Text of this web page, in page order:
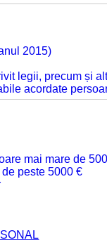
2015)
legii, precum și
acordate
mai mare de
peste 5000 €